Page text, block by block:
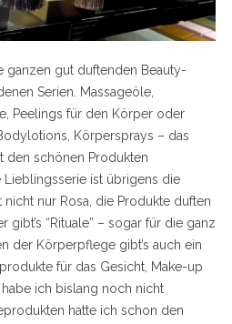
ganzen gut duftenden Beauty-
Serien. Massageöle,
Peelings für den Körper oder
Körpersprays – das
den schönen Produkten
Lieblingsserie ist übrigens die
nicht nur Rosa, die Produkte duften
gibt’s “Rituale” – sogar für die ganz
der Körperpflege gibt’s auch ein
für das Gesicht, Make-up
ich bislang noch nicht
hatte ich schon den